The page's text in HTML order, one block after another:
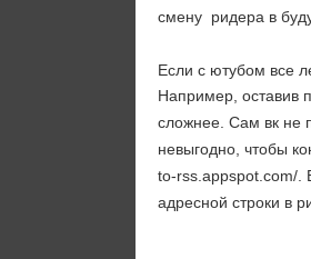
смену ридера в
Если с ютубом все
Например, оставив
сложнее. Сам вк не
невыгодно, чтобы
to-rss.appspot.com/.
адресной строки в